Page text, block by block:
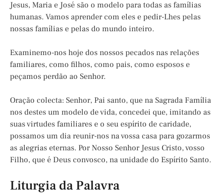
Jesus, Maria e José são o modelo para todas as famílias
humanas. Vamos aprender com eles e pedir-Lhes pelas
nossas famílias e pelas do mundo inteiro.
Examinemo-nos hoje dos nossos pecados nas relações
familiares, como filhos, como pais, como esposos e
peçamos perdão ao Senhor.
Oração colecta: Senhor, Pai santo, que na Sagrada Família
nos destes um modelo de vida, concedei que, imitando as
suas virtudes familiares e o seu espírito de caridade,
possamos um dia reunir-nos na vossa casa para gozarmos
as alegrias eternas. Por Nosso Senhor Jesus Cristo, vosso
Filho, que é Deus convosco, na unidade do Espírito Santo.
Liturgia da Palavra